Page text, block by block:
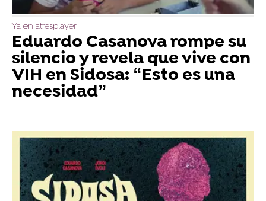
Ya en atresplayer
Eduardo Casanova rompe su
silencio y revela que vive con
VIH en Sidosa: “Esto es una
necesidad”